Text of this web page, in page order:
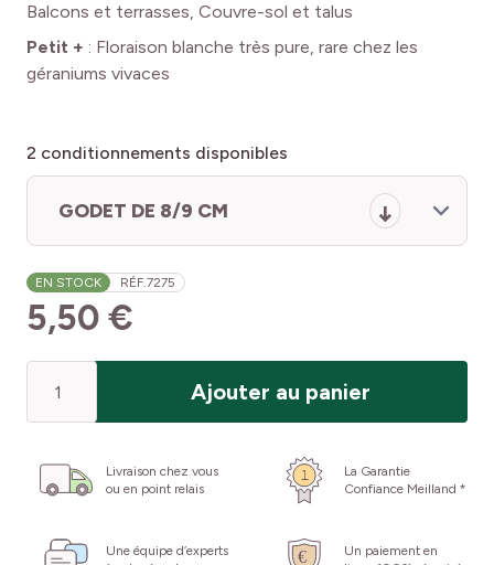
Balcons et terrasses, Couvre-sol et talus
Petit + : Floraison blanche très pure, rare chez les
géraniums vivaces
2 conditionnements disponibles
GODET DE 8/9 CM
EN STOCK RÉF.7275
5,50 €
Ajouter au panier
Livraison chez vous
ou en point relais
La Garantie
Confiance Meilland *
Une équipe d’experts
Un paiement en